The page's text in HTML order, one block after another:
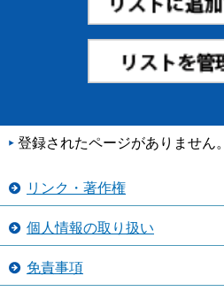
登録されたページがありません。
リンク・著作権
個人情報の取り扱い
免責事項